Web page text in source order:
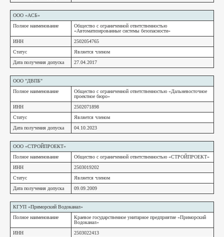
ООО «АСБ»
Полное наименование
Общество с ограниченной ответственностью
«Автоматизированные системы безопасности»
ИНН
2502054765
Статус
Является членом
Дата получения допуска
27.04.2017
ООО "ДВПБ"
Полное наименование
Общество с ограниченной ответственностью «Дальневосточное
проектное бюро»
ИНН
2502071898
Статус
Является членом
Дата получения допуска
04.10.2023
ООО «СТРОЙПРОЕКТ»
Полное наименование
Общество с ограниченной ответственностью «СТРОЙПРОЕКТ»
ИНН
2503019202
Статус
Является членом
Дата получения допуска
09.09.2009
КГУП «Приморский Водоканал»
Полное наименование
Краевое государственное унитарное предприятие «Приморский
Водоканал»
ИНН
2503022413